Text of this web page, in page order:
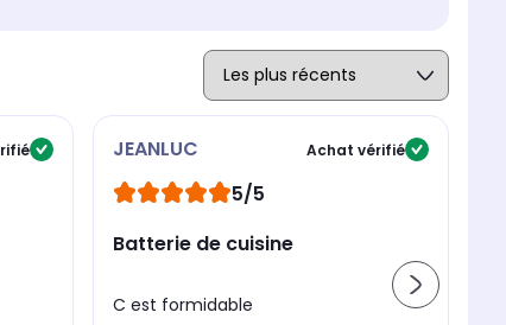
JEANLUC Achat vérifié
5/5
Batterie de cuisine
C est formidable